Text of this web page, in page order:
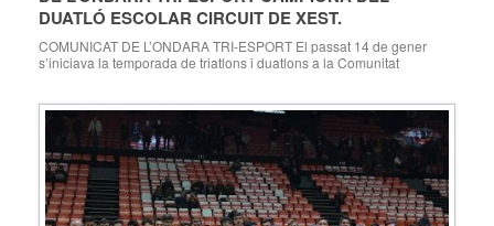
DUATLÓ ESCOLAR CIRCUIT DE XEST.
COMUNICAT DE L’ONDARA TRI-ESPORT El passat 14 de gener
s’iniciava la temporada de triatlons i duatlons a la Comunitat
consta de 5 km carrera a peu, 20 km en bicicleta […]